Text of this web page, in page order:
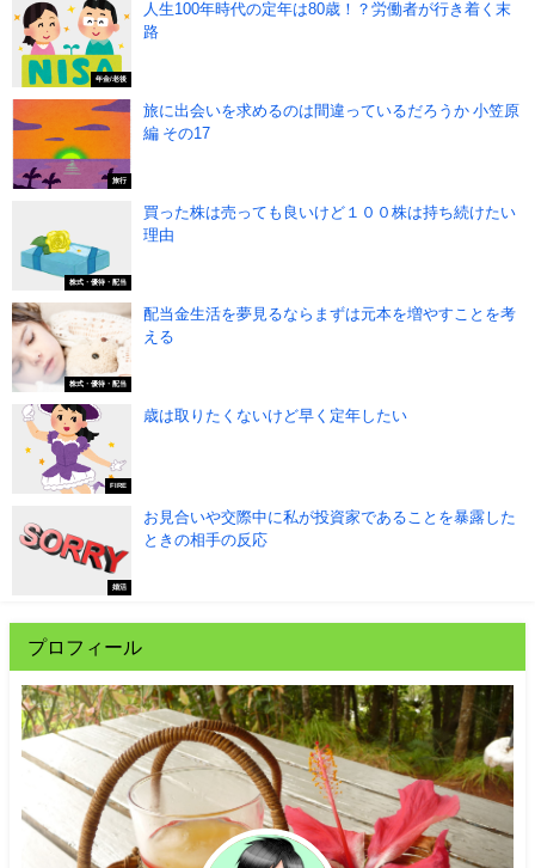
年金/老後
人生100年時代の定年は80歳！？労働者が行き着く末
路
旅行
旅に出会いを求めるのは間違っているだろうか 小笠原
編 その17
株式・優待・配当
買った株は売っても良いけど１００株は持ち続けたい
理由
株式・優待・配当
配当金生活を夢見るならまずは元本を増やすことを考
える
FIRE
歳は取りたくないけど早く定年したい
婚活
お見合いや交際中に私が投資家であることを暴露した
ときの相手の反応
プロフィール